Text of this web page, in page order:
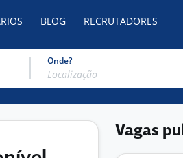
BLOG RECRUTADORES
Onde?
Vagas